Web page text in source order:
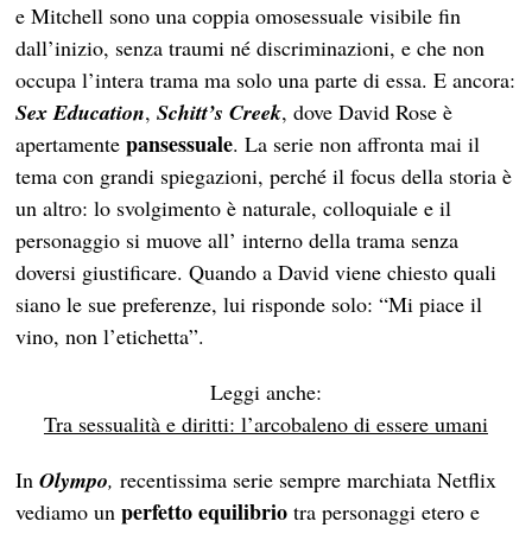
e Mitchell sono una coppia omosessuale visibile fin
dall’inizio, senza traumi né discriminazioni, e che non
occupa l’intera trama ma solo una parte di essa. E ancora:
Sex Education,Schitt’s Creek, dove David Rose è
apertamentepansessuale. La serie non affronta mai il
tema con grandi spiegazioni, perché il focus della storia è
un altro: lo svolgimento è naturale, colloquiale e il
personaggio si muove all’ interno della trama senza
doversi giustificare. Quando a David viene chiesto quali
siano le sue preferenze, lui risponde solo: “Mi piace il
vino, non l’etichetta”.
Leggi anche:
Tra sessualità e diritti: l’arcobaleno di essere umani
InOlympo, recentissima serie sempre marchiata Netflix
vediamo unperfetto equilibrio tra personaggi etero e